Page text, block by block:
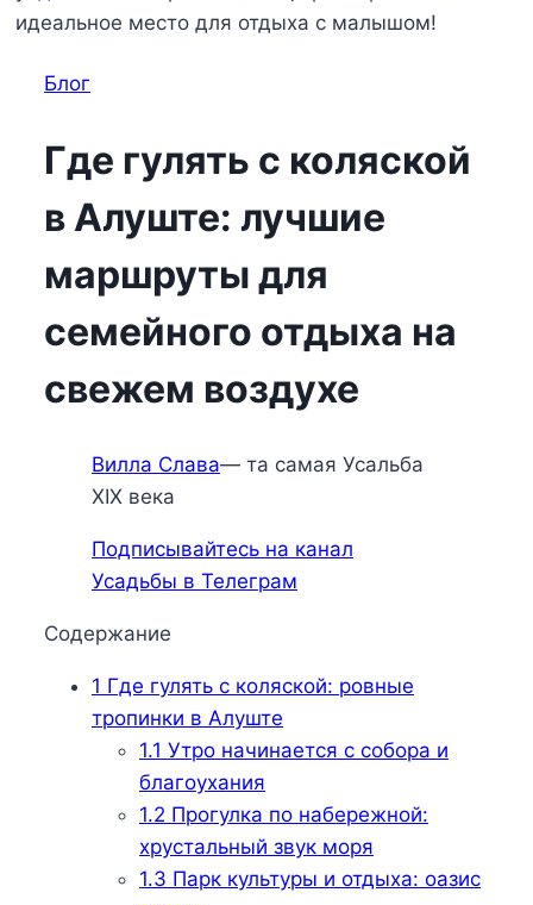
Блог
Где гулять с коляской
в Алуште: лучшие
маршруты для
семейного отдыха на
свежем воздухе
Вилла Слава— та самая Усальба
XIX века
Подписывайтесь на канал
Усадьбы в Телеграм
Содержание
1 Где гулять с коляской: ровные
тропинки в Алуште
1.1 Утро начинается с собора и
благоухания
1.2 Прогулка по набережной:
хрустальный звук моря
1.3 Парк культуры и отдыха: оазис